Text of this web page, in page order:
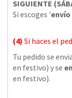
SIGUIENTE
Si escoges '
(4) Si haces el
Tu pedido se
en festivo) y se
en festivo).